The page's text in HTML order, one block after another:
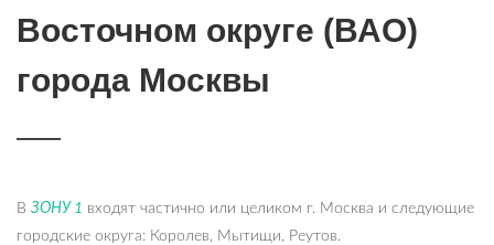
Восточном округе (ВАО)
города Москвы
В ЗОНУ 1 входят частично или целиком г. Москва и следующие
городские округа: Королев, Мытищи, Реутов.